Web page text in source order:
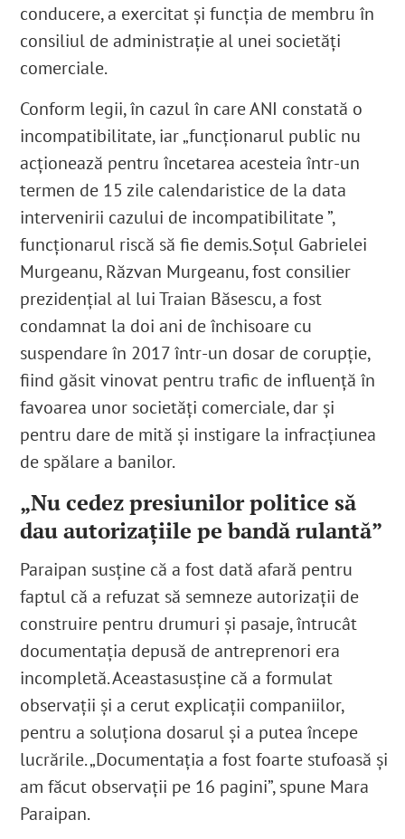
conducere, a exercitat și funcția de membru în
consiliul de administrație al unei societăți
comerciale.
Conform legii, în cazul în care ANI constată o
incompatibilitate, iar „funcționarul public nu
acționează pentru încetarea acesteia într-un
termen de 15 zile calendaristice de la data
intervenirii cazului de incompatibilitate”,
funcționarul riscă să fie demis.Soțul Gabrielei
Murgeanu, Răzvan Murgeanu, fost consilier
prezidențial al lui Traian Băsescu, a fost
condamnat la doi ani de închisoare cu
suspendare în 2017 într-un dosar de corupție,
fiind găsit vinovat pentru trafic de influență în
favoarea unor societăți comerciale, dar și
pentru dare de mită și instigare la infracțiunea
de spălare a banilor.
„Nu cedez presiunilor politice să
dau autorizațiile pe bandă rulantă”
Paraipan susține că a fost dată afară pentru
faptul că a refuzat să semneze autorizații de
construire pentru drumuri și pasaje, întrucât
documentația depusă de antreprenori era
incompletă. Aceastasusține că a formulat
observații și a cerut explicații companiilor,
pentru a soluționa dosarul și a putea începe
lucrările. „Documentația a fost foarte stufoasă și
am făcut observații pe 16 pagini”, spune Mara
Paraipan.